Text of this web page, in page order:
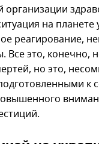
на
реагирование,
Все это, конечно,
но это,
к